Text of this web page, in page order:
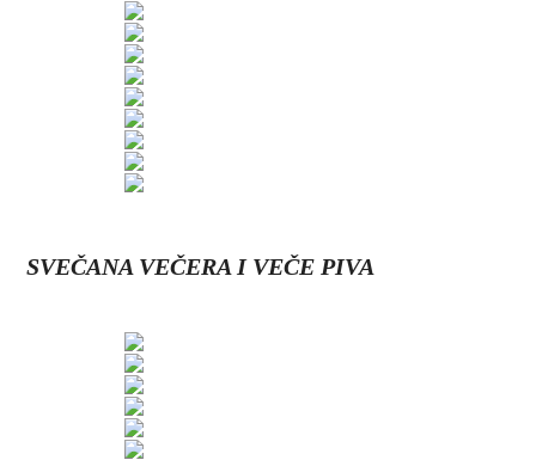
SVEČANA VEČERA I VEČE PIVA